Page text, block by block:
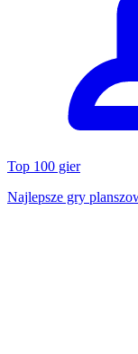
Top 100 gier
Najlepsze gry